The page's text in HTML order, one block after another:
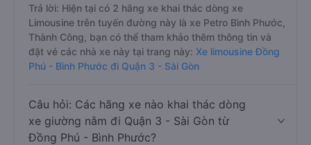
Trả lời: Hiện tại có 2 hãng xe khai thác dòng xe
Limousine trên tuyến đường này là xe Petro Bình Phước,
Thành Công, bạn có thể tham khảo thêm thông tin và
đặt vé các nhà xe này tại trang này: Xe limousine Đồng
Phú - Bình Phước đi Quận 3 - Sài Gòn
Câu hỏi: Các hãng xe nào khai thác dòng
xe giường nằm đi Quận 3 - Sài Gòn từ
Đồng Phú - Bình Phước?